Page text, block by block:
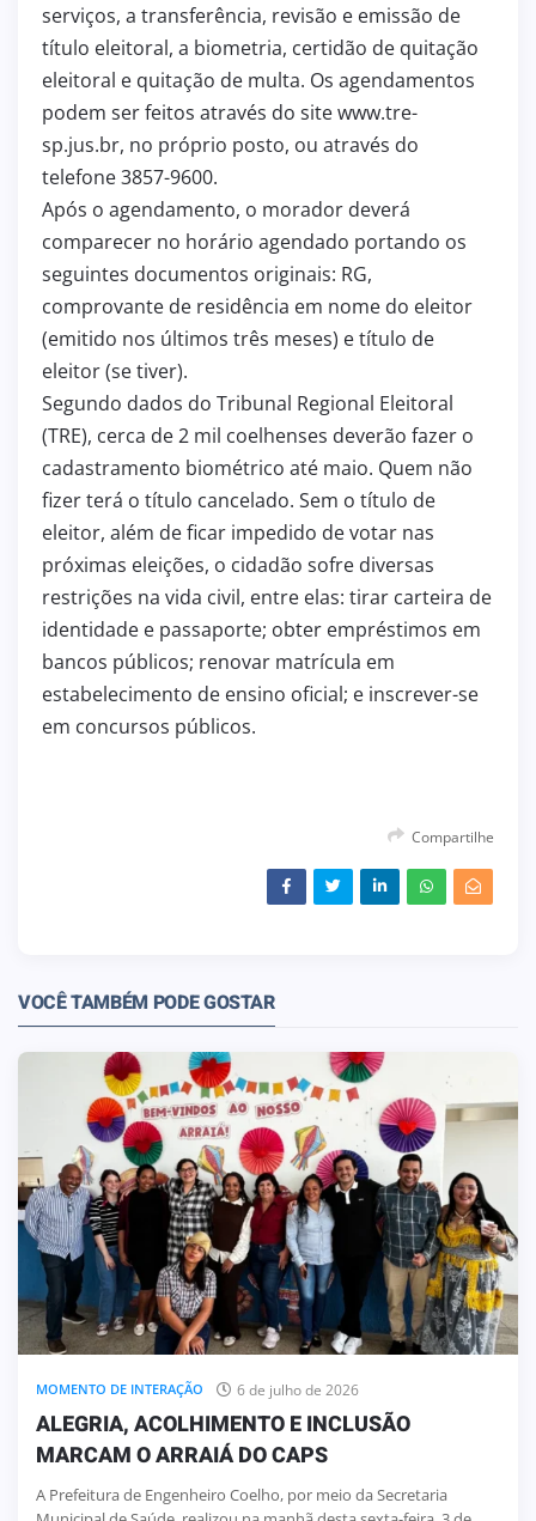
serviços, a transferência, revisão e emissão de
título eleitoral, a biometria, certidão de quitação
eleitoral e quitação de multa. Os agendamentos
podem ser feitos através do site www.tre-
sp.jus.br, no próprio posto, ou através do
telefone 3857-9600.
Após o agendamento, o morador deverá
comparecer no horário agendado portando os
seguintes documentos originais: RG,
comprovante de residência em nome do eleitor
(emitido nos últimos três meses) e título de
eleitor (se tiver).
Segundo dados do Tribunal Regional Eleitoral
(TRE), cerca de 2 mil coelhenses deverão fazer o
cadastramento biométrico até maio. Quem não
fizer terá o título cancelado. Sem o título de
eleitor, além de ficar impedido de votar nas
próximas eleições, o cidadão sofre diversas
restrições na vida civil, entre elas: tirar carteira de
identidade e passaporte; obter empréstimos em
bancos públicos; renovar matrícula em
estabelecimento de ensino oficial; e inscrever-se
em concursos públicos.
Compartilhe
VOCÊ TAMBÉM PODE GOSTAR
MOMENTO DE INTERAÇÃO 6 de julho de 2026
ALEGRIA, ACOLHIMENTO E INCLUSÃO
MARCAM O ARRAIÁ DO CAPS
A Prefeitura de Engenheiro Coelho, por meio da Secretaria